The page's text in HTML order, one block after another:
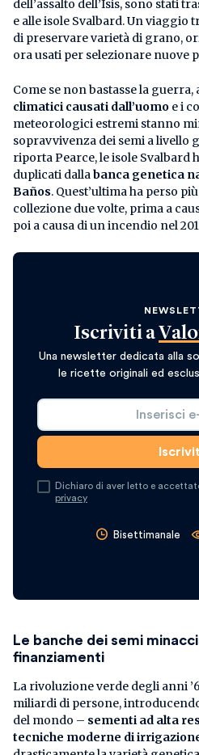
dell’assalto dell’Isis, sono stati
e alle isole Svalbard. Un viaggio
di preservare varietà di grano,
ora usati per selezionare nuove
Come se non bastasse la guerra,
climatici causati dall’uomo e i
meteorologici estremi stanno
sopravvivenza dei semi a livello
riporta Pearce, le isole Svalbard
duplicati dallabanca genetica
Baños. Quest’ultima ha perso
collezione due volte, prima a
poi a causa di un incendio nel
Iscriviti a
Una newsletter dedicata alla
le ricette originali ed
Dichiaro di aver letto e
privacy
Bisettimanale
Le banche dei semi
finanziamenti
La rivoluzione verde degli anni
miliardi di persone,
del mondo – sementi ad alta
tecniche moderne di